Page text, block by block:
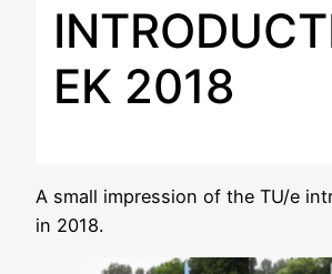
EK 2018
A small impression of the TU/e
in 2018.